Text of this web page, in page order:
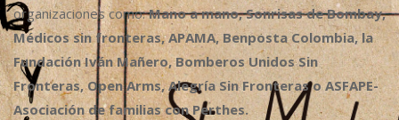
organizaciones como:Mano a mano, Sonrisas de Bombay,
Médicos sin fronteras, APAMA, Benposta Colombia, la
Fundación Iván Mañero, Bomberos Unidos Sin
Fronteras, Open Arms, Alegría Sin Fronteras o ASFAPE-
Asociación de familias con Perthes.